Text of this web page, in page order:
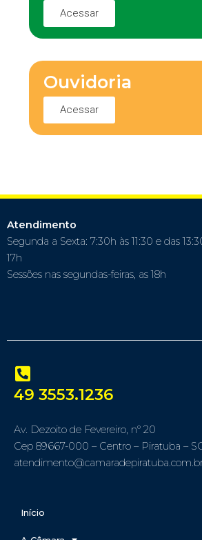
Acessar
Ouvidoria
Acessar
Atendimento
Segunda a Sexta: 7:30h às 11:30 e das
17h
Sessões nas segundas-feiras, as 18h
49 3553.1236
Av. Dezoito de Fevereiro, nº 20
Cep 89667-000 – Centro – Piratuba –
Início